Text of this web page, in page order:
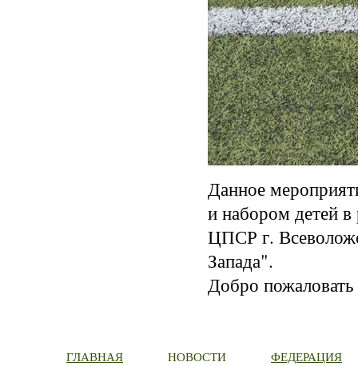
Данное
и набором детей в
ЦПСР г.
Запада".
Добро
ГЛАВНАЯ НОВОСТИ ФЕДЕРАЦИЯ